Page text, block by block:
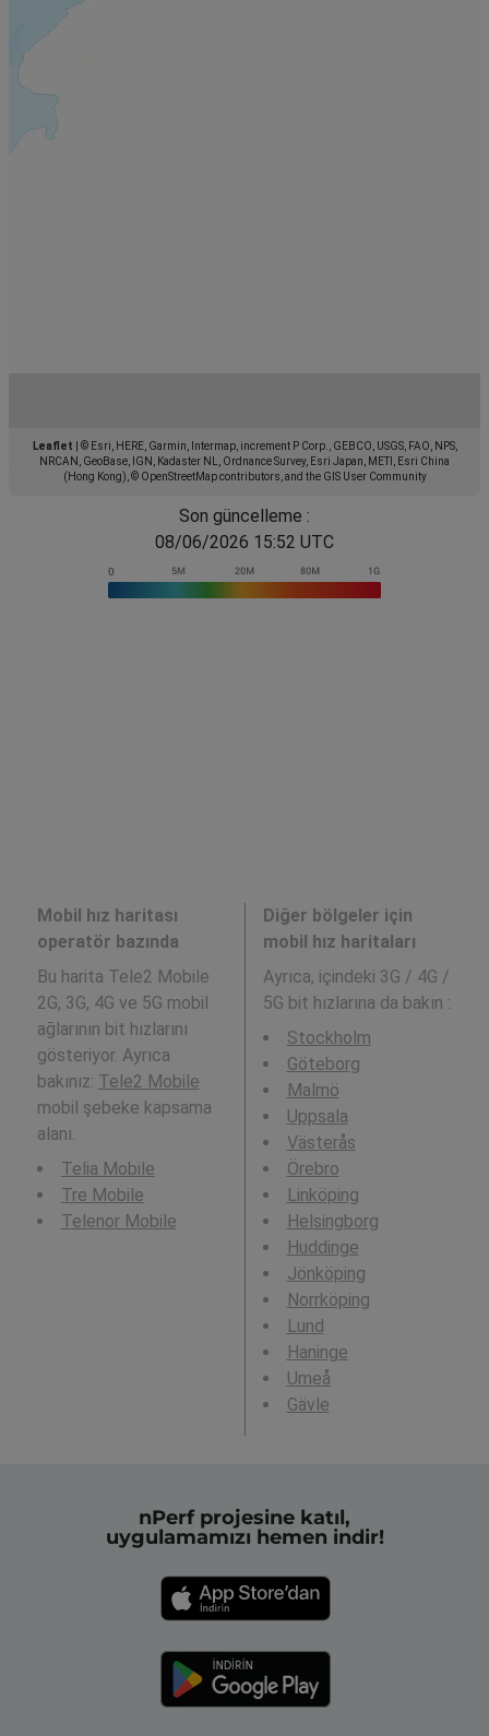
Leaflet
© Esri, HERE, Garmin, Intermap, increment P Corp., GEBCO, USGS, FAO, NPS,
NRCAN, GeoBase, IGN, Kadaster NL, Ordnance Survey, Esri Japan, METI, Esri China
(Hong Kong), © OpenStreetMap contributors, and the GIS User Community
Son güncelleme :
08/06/2026 15:52 UTC
Mobil hız haritası
operatör bazında
Bu harita Tele2 Mobile
2G, 3G, 4G ve 5G mobil
ağlarının bit hızlarını
gösteriyor. Ayrıca
bakınız: Tele2 Mobile
mobil şebeke kapsama
alanı.
Telia Mobile
Tre Mobile
Telenor Mobile
Diğer bölgeler için
mobil hız haritaları
Ayrıca, içindeki 3G / 4G /
5G bit hızlarına da bakın :
Stockholm
Göteborg
Malmö
Uppsala
Västerås
Örebro
Linköping
Helsingborg
Huddinge
Jönköping
Norrköping
Lund
Haninge
Umeå
Gävle
nPerf projesine katıl,
uygulamamızı hemen indir!